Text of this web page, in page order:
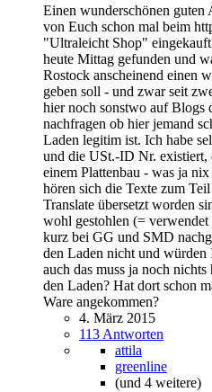
Einen wunderschönen guten
von Euch schon mal beim
"Ultraleicht Shop"
heute Mittag gefunden und
Rostock anscheinend einen
geben soll - und zwar seit
hier noch sonstwo auf Blogs
nachfragen ob hier jemand
Laden legitim ist. Ich habe
und die USt.-ID Nr. existiert,
einem Plattenbau - was ja
hören sich die Texte zum
Translate übersetzt worden
wohl gestohlen (=
kurz bei GG und SMD
den Laden nicht und
auch das muss ja noch
den Laden? Hat dort schon
Ware angekommen?
4. März 2015
113 Antworten
attila
greenline
(und 4 weitere)